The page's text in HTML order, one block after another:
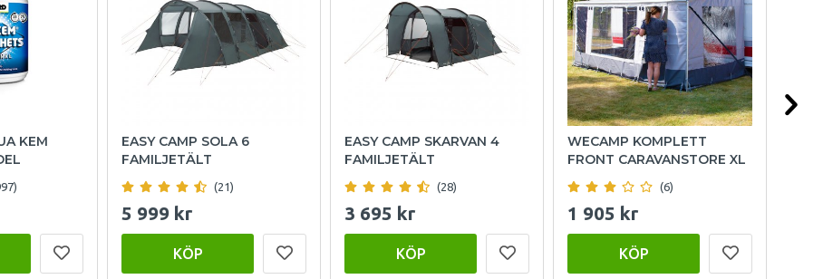
KEM
EASY CAMP SOLA 6
FAMILJETÄLT
(21)
5 999 kr
KÖP
EASY CAMP SKARVAN 4
FAMILJETÄLT
(28)
3 695 kr
KÖP
WECAMP KOMPLETT
FRONT CARAVANSTORE XL
(6)
1 905 kr
KÖP